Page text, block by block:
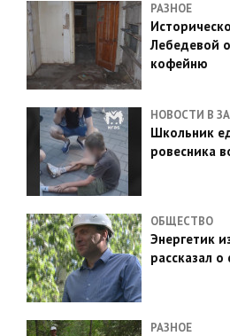
РАЗНОЕ
Лебедевой
кофейню
НОВОСТИ В
Школьник
ровесника
ОБЩЕСТВО
Энергетик
рассказал
РАЗНОЕ